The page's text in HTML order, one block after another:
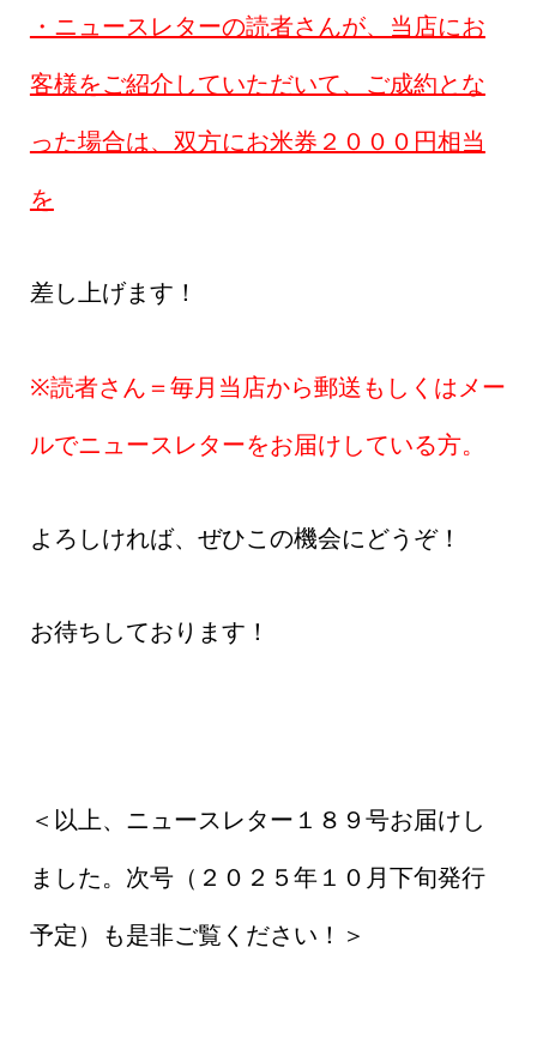
・ニュースレターの読者さんが、当店にお
客様をご紹介していただいて、ご成約とな
った場合は、双方にお米券２０００円相当
を
差し上げます！
※読者さん＝毎月当店から郵送もしくはメー
ルでニュースレターをお届けしている方。
よろしければ、ぜひこの機会にどうぞ！
お待ちしております！
＜以上、ニュースレター１８９号お届けし
ました。次号（２０２５年１０月下旬発行
予定）も是非ご覧ください！＞